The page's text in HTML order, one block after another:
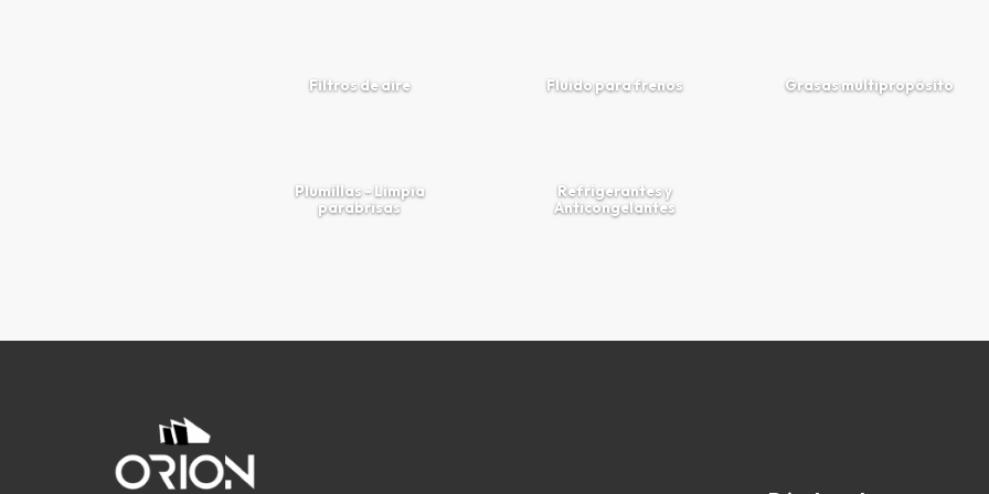
Filtros de aire Fluido para frenos Grasas multipropósito
Plumillas - Limpia
parabrisas
Refrigerantes y
Anticongelantes